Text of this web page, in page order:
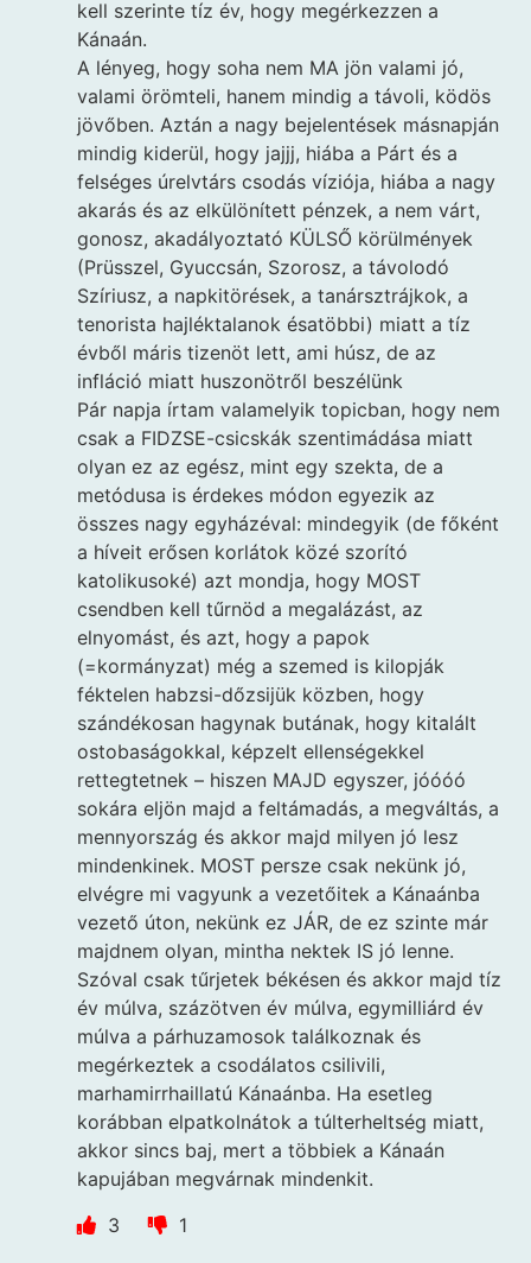
kell szerinte tíz év, hogy megérkezzen a
Kánaán.
A lényeg, hogy soha nem MA jön valami jó,
valami örömteli, hanem mindig a távoli, ködös
jövőben. Aztán a nagy bejelentések másnapján
mindig kiderül, hogy jajjj, hiába a Párt és a
felséges úrelvtárs csodás víziója, hiába a nagy
akarás és az elkülönített pénzek, a nem várt,
gonosz, akadályoztató KÜLSŐ körülmények
(Prüsszel, Gyuccsán, Szorosz, a távolodó
Szíriusz, a napkitörések, a tanársztrájkok, a
tenorista hajléktalanok ésatöbbi) miatt a tíz
évből máris tizenöt lett, ami húsz, de az
infláció miatt huszonötről beszélünk
Pár napja írtam valamelyik topicban, hogy nem
csak a FIDZSE-csicskák szentimádása miatt
olyan ez az egész, mint egy szekta, de a
metódusa is érdekes módon egyezik az
összes nagy egyházéval: mindegyik (de főként
a híveit erősen korlátok közé szorító
katolikusoké) azt mondja, hogy MOST
csendben kell tűrnöd a megalázást, az
elnyomást, és azt, hogy a papok
(=kormányzat) még a szemed is kilopják
féktelen habzsi-dőzsijük közben, hogy
szándékosan hagynak butának, hogy kitalált
ostobaságokkal, képzelt ellenségekkel
rettegtetnek – hiszen MAJD egyszer, jóóóó
sokára eljön majd a feltámadás, a megváltás, a
mennyország és akkor majd milyen jó lesz
mindenkinek. MOST persze csak nekünk jó,
elvégre mi vagyunk a vezetőitek a Kánaánba
vezető úton, nekünk ez JÁR, de ez szinte már
majdnem olyan, mintha nektek IS jó lenne.
Szóval csak tűrjetek békésen és akkor majd tíz
év múlva, százötven év múlva, egymilliárd év
múlva a párhuzamosok találkoznak és
megérkeztek a csodálatos csilivili,
marhamirrhaillatú Kánaánba. Ha esetleg
korábban elpatkolnátok a túlterheltség miatt,
akkor sincs baj, mert a többiek a Kánaán
kapujában megvárnak mindenkit.
3
1